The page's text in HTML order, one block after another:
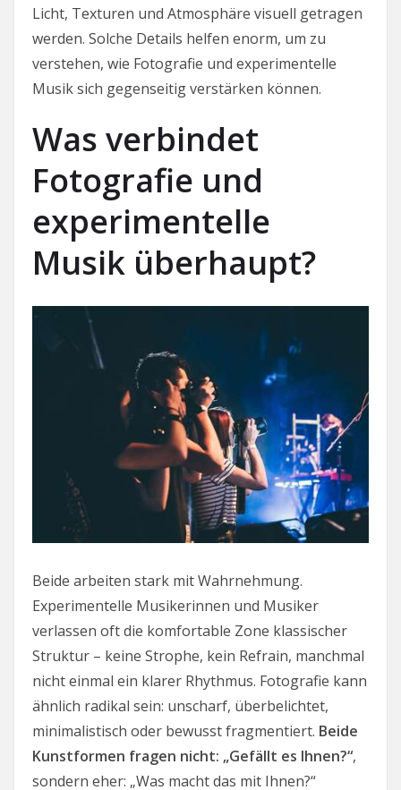
Licht, Texturen und Atmosphäre visuell getragen
werden. Solche Details helfen enorm, um zu
verstehen, wie Fotografie und experimentelle
Musik sich gegenseitig verstärken können.
Was verbindet
Fotografie und
experimentelle
Musik überhaupt?
Beide arbeiten stark mit Wahrnehmung.
Experimentelle Musikerinnen und Musiker
verlassen oft die komfortable Zone klassischer
Struktur – keine Strophe, kein Refrain, manchmal
nicht einmal ein klarer Rhythmus. Fotografie kann
ähnlich radikal sein: unscharf, überbelichtet,
minimalistisch oder bewusst fragmentiert. Beide
Kunstformen fragen nicht: „Gefällt es Ihnen?“,
sondern eher: „Was macht das mit Ihnen?“